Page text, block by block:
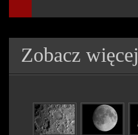
Zobacz więcej